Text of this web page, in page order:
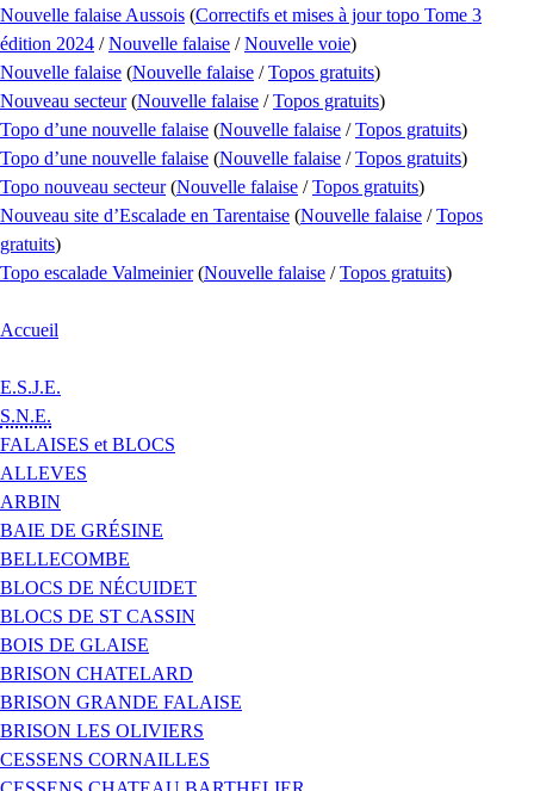
Nouvelle falaise Aussois (Correctifs et mises à jour topo Tome 3
édition 2024 /Nouvelle falaise /Nouvelle voie)
Nouvelle falaise (Nouvelle falaise /Topos gratuits)
Nouveau secteur (Nouvelle falaise /Topos gratuits)
Topo d’une nouvelle falaise (Nouvelle falaise /Topos gratuits)
Topo d’une nouvelle falaise (Nouvelle falaise /Topos gratuits)
Topo nouveau secteur (Nouvelle falaise /Topos gratuits)
Nouveau site d’Escalade en Tarentaise (Nouvelle falaise /Topos
gratuits)
Topo escalade Valmeinier (Nouvelle falaise /Topos gratuits)
Accueil
E.S.J.E.
S.N.E.
FALAISES et BLOCS
ALLEVES
ARBIN
BAIE DE GRÉSINE
BELLECOMBE
BLOCS DE NÉCUIDET
BLOCS DE ST CASSIN
BOIS DE GLAISE
BRISON CHATELARD
BRISON GRANDE FALAISE
BRISON LES OLIVIERS
CESSENS CORNAILLES